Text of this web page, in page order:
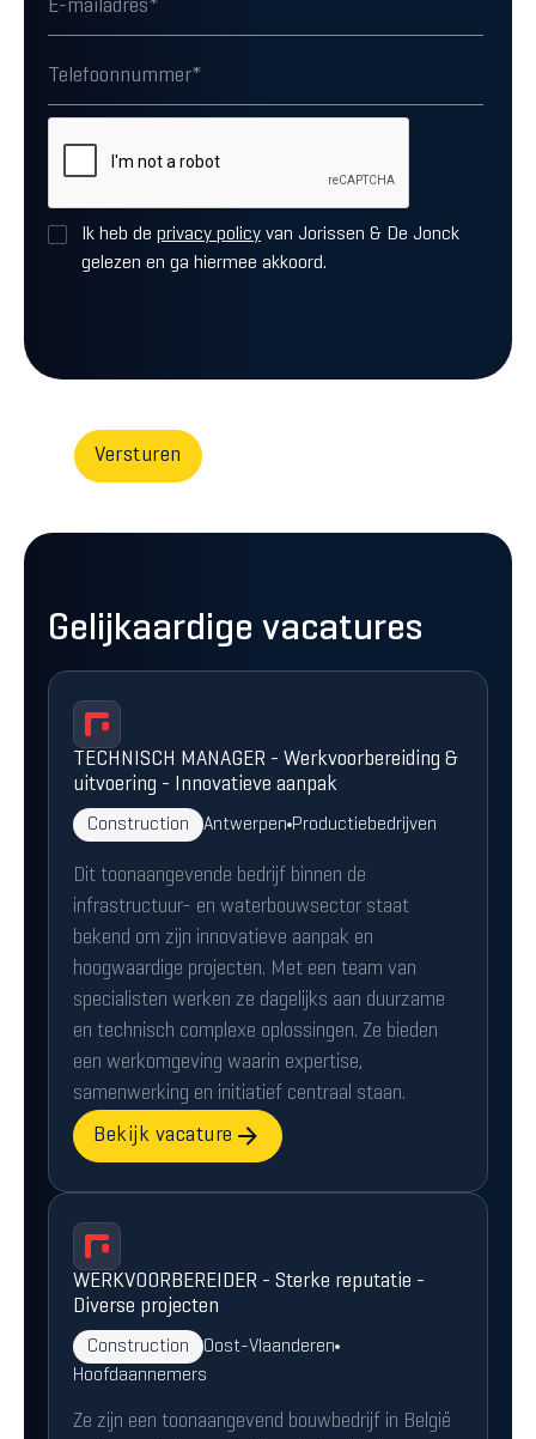
Ik heb de privacy policy van Jorissen & De Jonck
gelezen en ga hiermee akkoord.
Gelijkaardige vacatures
TECHNISCH MANAGER - Werkvoorbereiding &
uitvoering - Innovatieve aanpak
Construction Antwerpen Productiebedrijven
Dit toonaangevende bedrijf binnen de
infrastructuur- en waterbouwsector staat
bekend om zijn innovatieve aanpak en
hoogwaardige projecten. Met een team van
specialisten werken ze dagelijks aan duurzame
en technisch complexe oplossingen. Ze bieden
een werkomgeving waarin expertise,
samenwerking en initiatief centraal staan.
Bekijk vacature
WERKVOORBEREIDER - Sterke reputatie -
Diverse projecten
Construction
Oost-Vlaanderen
Hoofdaannemers
Ze zijn een toonaangevend bouwbedrijf in België